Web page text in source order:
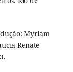
Myriam
Renate